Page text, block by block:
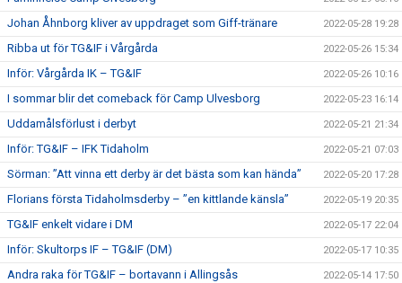
Johan Åhnborg kliver av uppdraget som Giff-tränare 2022-05-28 19:28
Ribba ut för TG&IF i Vårgårda 2022-05-26 15:34
Inför: Vårgårda IK – TG&IF 2022-05-26 10:16
I sommar blir det comeback för Camp Ulvesborg 2022-05-23 16:14
Uddamålsförlust i derbyt 2022-05-21 21:34
Inför: TG&IF – IFK Tidaholm 2022-05-21 07:03
Sörman: ”Att vinna ett derby är det bästa som kan hända” 2022-05-20 17:28
Florians första Tidaholmsderby – ”en kittlande känsla” 2022-05-19 20:35
TG&IF enkelt vidare i DM 2022-05-17 22:04
Inför: Skultorps IF – TG&IF (DM) 2022-05-17 10:35
Andra raka för TG&IF – bortavann i Allingsås 2022-05-14 17:50